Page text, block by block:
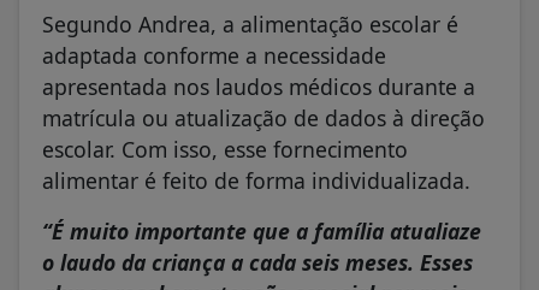
Segundo Andrea, a alimentação escolar é
adaptada conforme a necessidade
apresentada nos laudos médicos durante a
matrícula ou atualização de dados à direção
escolar. Com isso, esse fornecimento
alimentar é feito de forma individualizada.
“É muito importante que a família atualiaze
o laudo da criança a cada seis meses. Esses